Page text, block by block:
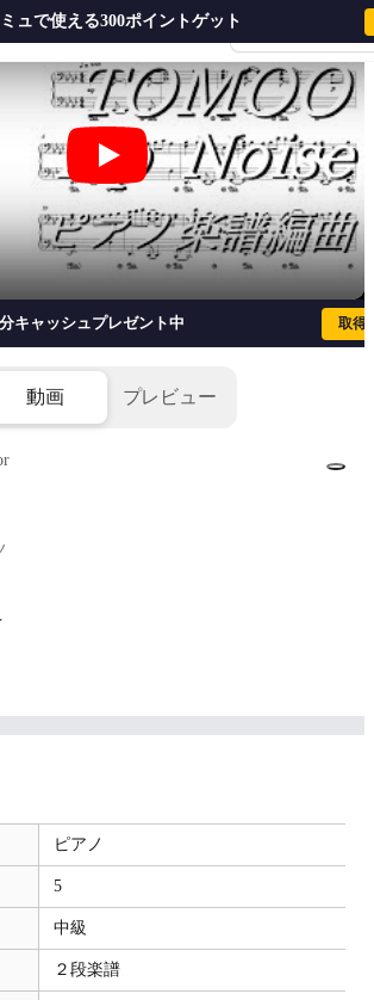
会員登録・ログイ
ュで使える300ポイントゲット
Lip Noise - TOMOO
キャッシュプレゼント中 取得
動画 プレビュー
ピアノ
5
中級
２段楽譜